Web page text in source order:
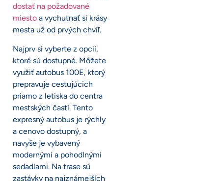
dostať na požadované
miesto a vychutnať si krásy
mesta už od prvých chvíľ.
Najprv si vyberte z opcií,
ktoré sú dostupné. Môžete
využiť autobus 100E, ktorý
prepravuje cestujúcich
priamo z letiska do centra
mestských častí. Tento
expresný autobus je rýchly
a cenovo dostupný, a
navyše je vybavený
modernými a pohodlnými
sedadlami. Na trase sú
zastávky na najznámejších